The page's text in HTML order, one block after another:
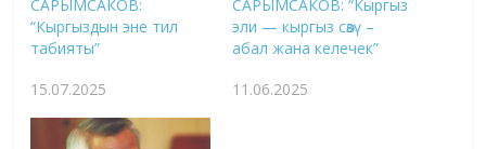
САРЫМСАКОВ:
“Кыргыздын эне тил
табияты”
15.07.2025
САРЫМСАКОВ: “Кыргыз
эли — кыргыз сөзү –
абал жана келечек”
11.06.2025